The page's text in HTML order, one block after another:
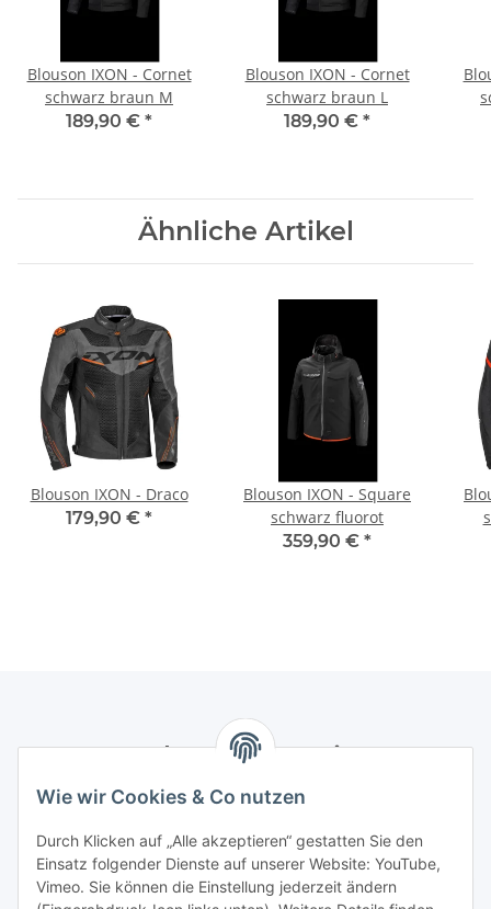
Wie wir Cookies & Co nutzen
Durch Klicken auf „Alle akzeptieren“ gestatten Sie den
Einsatz folgender Dienste auf unserer Website: YouTube,
Vimeo. Sie können die Einstellung jederzeit ändern
Blouson IXON - Cornet
schwarz braun M
189,90 € *
Blouson IXON - Cornet
schwarz braun L
189,90 € *
Ähnliche Artikel
Blouson IXON - Draco
179,90 € *
Blouson IXON - Square
schwarz fluorot
359,90 € *
Newsletter Abonnieren
Bitte senden Sie mir entsprechend Ihrer
Informationen zu Ihrem Produktsortiment per E-Mail zu.
Abonnieren